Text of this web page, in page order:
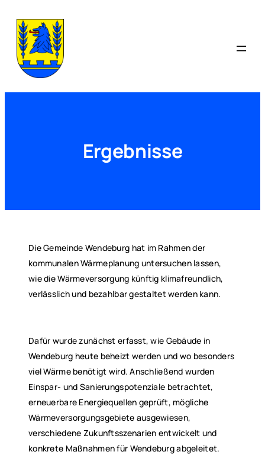
Inhalt
springen
Ergebnisse
Die Gemeinde Wendeburg hat im Rahmen der
kommunalen Wärmeplanung untersuchen lassen,
wie die Wärmeversorgung künftig klimafreundlich,
verlässlich und bezahlbar gestaltet werden kann.
Dafür wurde zunächst erfasst, wie Gebäude in
Wendeburg heute beheizt werden und wo besonders
viel Wärme benötigt wird. Anschließend wurden
Einspar- und Sanierungspotenziale betrachtet,
erneuerbare Energiequellen geprüft, mögliche
Wärmeversorgungsgebiete ausgewiesen,
verschiedene Zukunftsszenarien entwickelt und
konkrete Maßnahmen für Wendeburg abgeleitet.